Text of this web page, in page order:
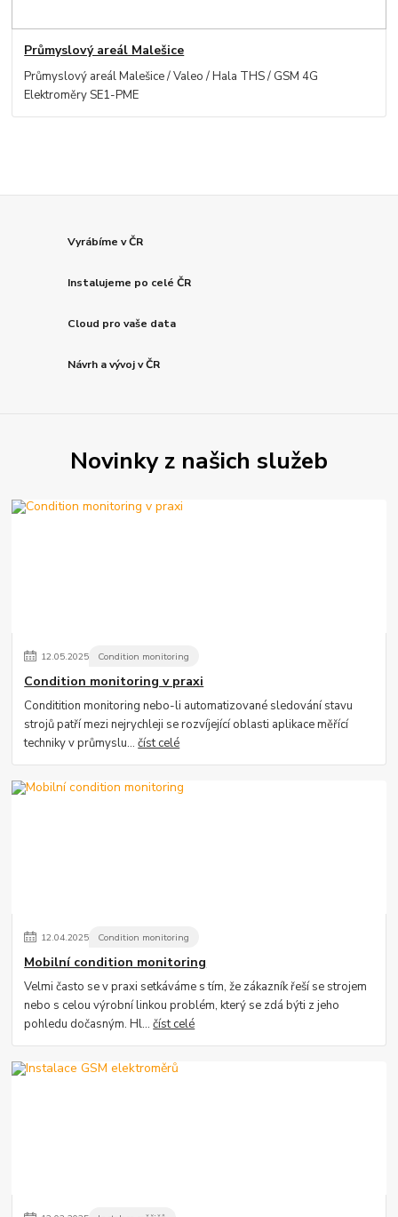
Průmyslový areál Malešice
Průmyslový areál Malešice / Valeo / Hala THS / GSM 4G
Elektroměry SE1-PME
Vyrábíme v ČR
Instalujeme po celé ČR
Cloud pro vaše data
Návrh a vývoj v ČR
Novinky z našich služeb
12.05.2025 Condition monitoring
Condition monitoring v praxi
Conditition monitoring nebo-li automatizované sledování stavu
strojů patří mezi nejrychleji se rozvíjející oblasti aplikace měřící
techniky v průmyslu...číst celé
12.04.2025 Condition monitoring
Mobilní condition monitoring
Velmi často se v praxi setkáváme s tím, že zákazník řeší se strojem
nebo s celou výrobní linkou problém, který se zdá býti z jeho
pohledu dočasným. Hl...číst celé